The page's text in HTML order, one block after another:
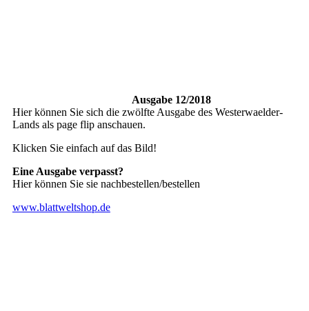
Ausgabe 12/2018
Hier können Sie sich die zwölfte Ausgabe des Westerwaelder-
Lands als page flip anschauen.
Klicken Sie einfach auf das Bild!
Eine Ausgabe verpasst?
Hier können Sie sie nachbestellen/bestellen
www.blattweltshop.de